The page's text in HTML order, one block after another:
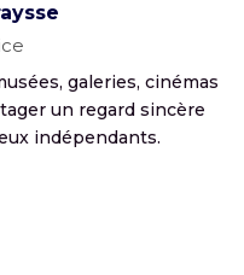
galeries, cinémas
un regard sincère
indépendants.